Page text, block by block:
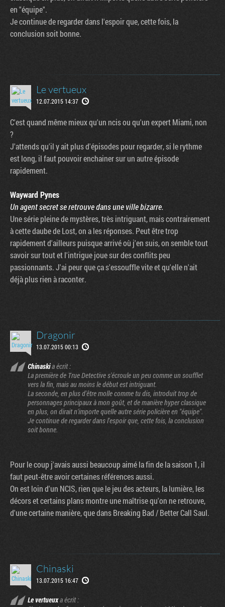
en "équipe".
Je continue de regarder dans l'espoir que, cette fois, la
conclusion soit bonne.
Le vertueux
12.07.2015 14:37
C'est quand même mieux qu'un ncis ou qu'un expert Miami, non
?
J'attends qu'il y ait plus d'épisodes pour regarder, si le rythme
est long, il faut pouvoir enchainer sur un autre épisode
rapidement.
Wayward Pynes
Un agent secret se retrouve dans une ville bizarre.
Une série pleine de mystères, très intriguant, mais contrairement
à cette daube de Lost, on a les réponses. Peut être trop
rapidement d'ailleurs puisque arrivé où j'en suis, on semble tout
savoir sur tout et l'intrigue joue sur des conflits peu
passionnants. J'ai peur que ça s'essouffle vite et qu'elle n'ait
déjà plus rien à raconter.
Dragonir
13.07.2015 00:13
Chinaskia écrit :
La première de True Detective s'écroule un peu comme un soufflet
vers la fin, mais au moins le début est intriguant.
La seconde, en plus d'être molle comme tu dis, introduit trop de
personnages principaux à mon goût, et de manière hyper classique
en plus, on dirait n'importe quelle autre série policière en "équipe".
Je continue de regarder dans l'espoir que, cette fois, la conclusion
soit bonne.
Pour le coup j'avais aussi beaucoup aimé la fin de la saison 1, il
faut peut-être avoir certaines références aussi.
On est loin d'un NCIS, rien que le jeu des acteurs, la lumière, les
décors et certains plans montre une maîtrise qu'on ne retrouve,
d'une certaine manière, que dans Breaking Bad / Better Call Saul.
Chinaski
13.07.2015 16:47
Le vertueuxa écrit :